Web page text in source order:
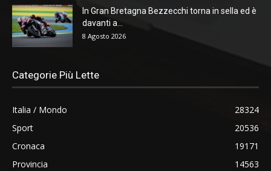
In Gran Bretagna Bezzecchi torna in sella ed è
davanti a...
8 Agosto 2026
Categorie Più Lette
Italia / Mondo
28324
Sport
20536
Cronaca
19171
Provincia
14563